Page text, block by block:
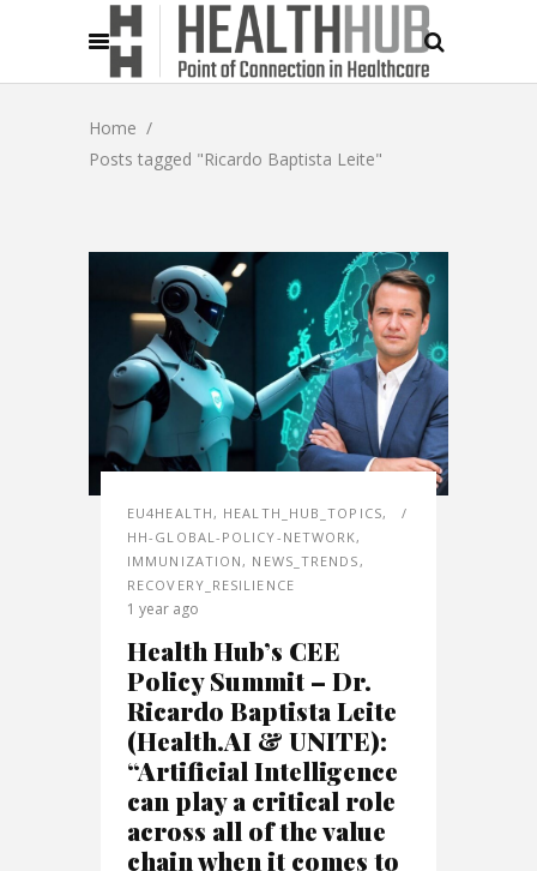
Home /
Posts tagged "Ricardo Baptista Leite"
EU4HEALTH , HEALTH_HUB_TOPICS,
HH-GLOBAL-POLICY-NETWORK,
IMMUNIZATION , NEWS_TRENDS ,
RECOVERY_RESILIENCE
1 year ago
Health Hub’s CEE
Policy Summit – Dr.
Ricardo Baptista Leite
(Health.AI & UNITE):
“Artificial Intelligence
can play a critical role
across all of the value
chain when it comes to